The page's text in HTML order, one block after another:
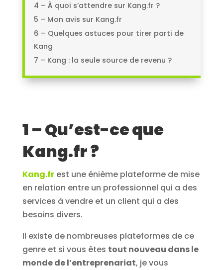
4 – À quoi s’attendre sur Kang.fr ?
5 – Mon avis sur Kang.fr
6 – Quelques astuces pour tirer parti de
Kang
7 – Kang : la seule source de revenu ?
1 – Qu’est-ce que
Kang.fr ?
Kang.frest une énième plateforme de mise
en relation entre un professionnel qui a des
services à vendre et un client qui a des
besoins divers.
Il existe de nombreuses plateformes de ce
genre et si vous êtes tout nouveau dans le
monde de l’entreprenariat, je vous